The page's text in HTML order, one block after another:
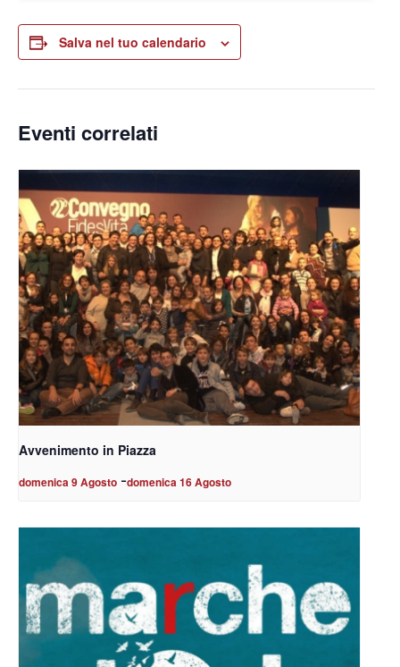
Salva nel tuo calendario
Eventi correlati
Avvenimento in Piazza
domenica 9 Agosto -domenica 16 Agosto